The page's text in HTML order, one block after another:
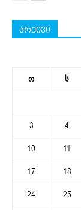
არქივი
ო ს
3
4
10
11
17
18
24
25